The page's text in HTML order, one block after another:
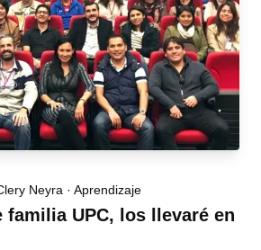
Neyra · Aprendizaje
familia UPC, los llevaré en